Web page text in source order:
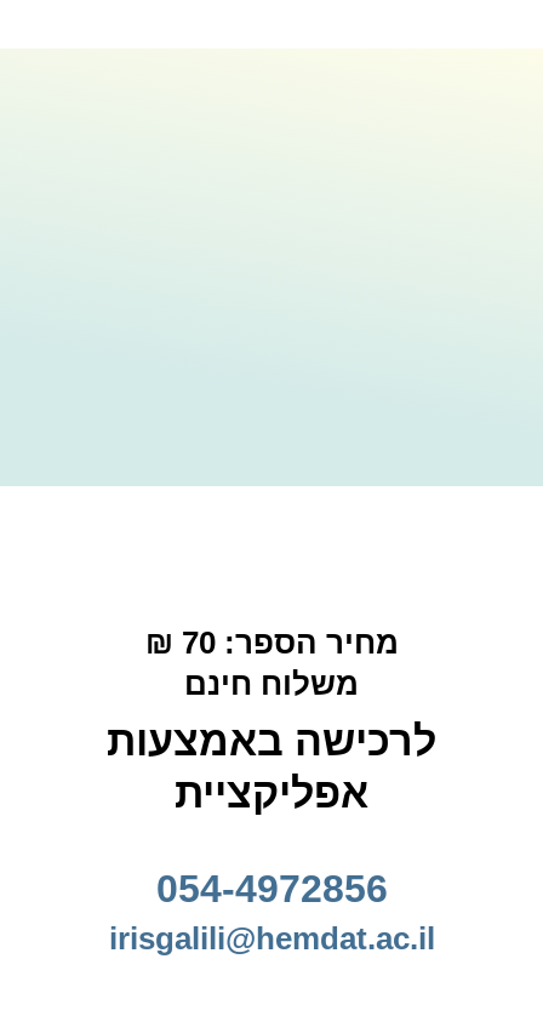
מחיר הספר: 70 ₪
משלוח חינם
לרכישה‭ ‬באמצעות‭
אפליקציית‭
054-4972856
irisgalili@hemdat.ac.il